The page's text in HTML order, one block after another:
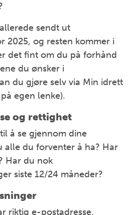
sendt ut
2025, og resten kommer i
det fint om du på forhånd
du ønsker i
du gjøre selv via Min idrett
egen lenke).
og rettighet
å se gjennom dine
alle du forventer å ha? Har
Har du nok
siste 12/24 måneder?
riktig e-postadresse,